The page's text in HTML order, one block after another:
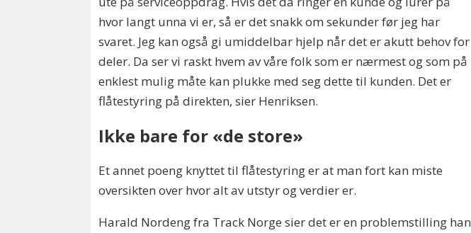
hvor langt unna vi er, så er det snakk om sekunder før jeg har
svaret. Jeg kan også gi umiddelbar hjelp når det er akutt behov for
deler. Da ser vi raskt hvem av våre folk som er nærmest og som på
enklest mulig måte kan plukke med seg dette til kunden. Det er
flåtestyring på direkten, sier Henriksen.
Ikke bare for «de store»
Et annet poeng knyttet til flåtestyring er at man fort kan miste
oversikten over hvor alt av utstyr og verdier er.
Harald Nordeng fra Track Norge sier det er en problemstilling han